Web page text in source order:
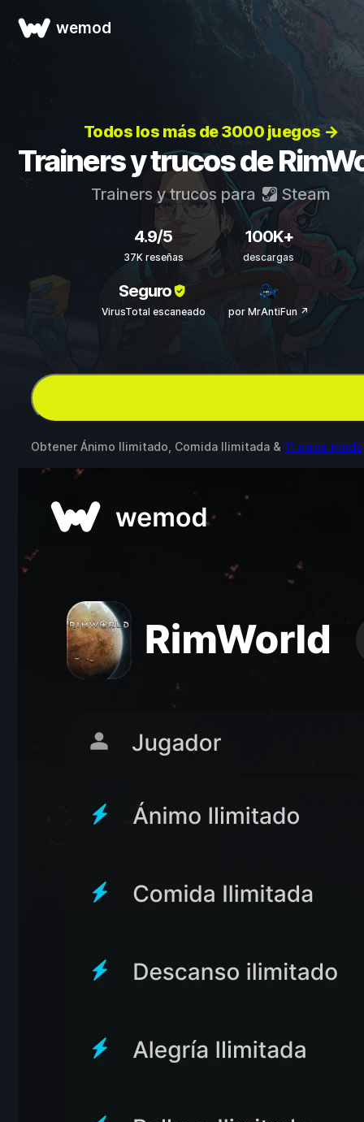
wemod
Todos los más de 3000 juegos →
Trainers y trucos de
Trainers y trucos para Steam
4.9/5
37K reseñas
100K+
descargas
Seguro
VirusTotal escaneado por MrAntiFun ↗
Obtener Ánimo Ilimitado, Comida Ilimitada & 11 otros mods